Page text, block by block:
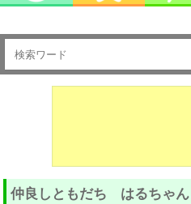
仲良しともだち はるちゃ